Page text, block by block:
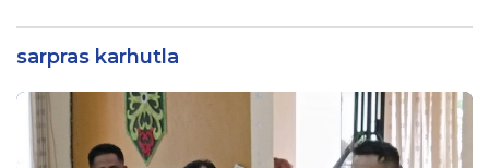
sarpras karhutla